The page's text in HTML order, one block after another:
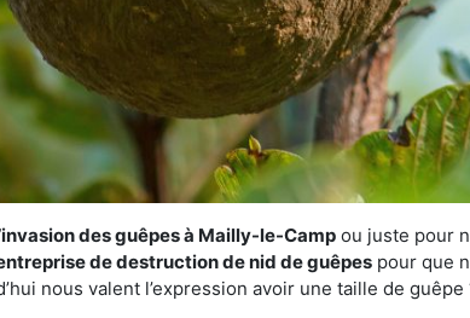
des guêpes à Mailly-le-Camp ou juste pour
de destruction de nid de guêpes pour que
nous valent l’expression avoir une taille de guêpe